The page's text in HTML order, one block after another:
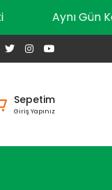
Aynı
Sepetim
Giriş Yapınız